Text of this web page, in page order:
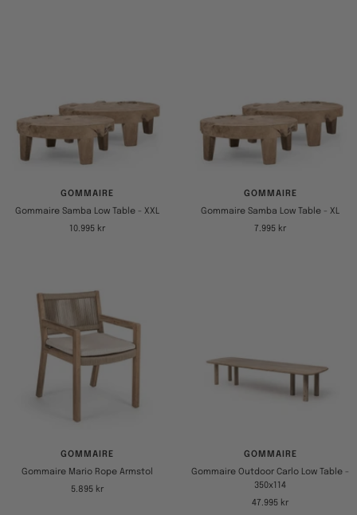
GOMMAIRE
Gommaire Samba Low Table - XXL
Tilbudspris
10.995 kr
GOMMAIRE
Gommaire Samba Low Table - XL
Tilbudspris
7.995 kr
GOMMAIRE
Gommaire Mario Rope Armstol
Tilbudspris
5.895 kr
GOMMAIRE
Gommaire Outdoor Carlo Low Table -
350x114
Tilbudspris
47.995 kr